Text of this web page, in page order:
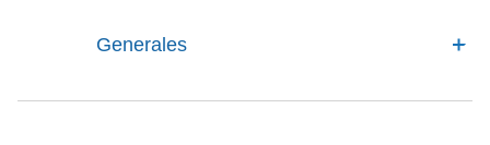
Generales